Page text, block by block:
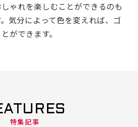
ゃれを楽しむことができるのも
気分によって色を変えれば、ゴ
ができます。
特集記事